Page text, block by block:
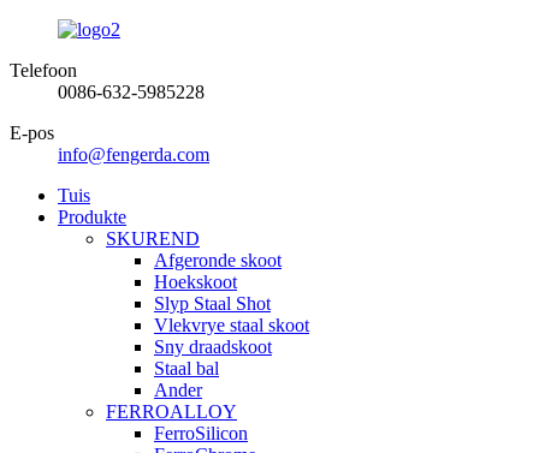
Telefoon
0086-632-5985228
E-pos
info@fengerda.com
Tuis
Produkte
SKUREND
Afgeronde skoot
Hoekskoot
Slyp Staal Shot
Vlekvrye staal skoot
Sny draadskoot
Staal bal
Ander
FERROALLOY
FerroSilicon